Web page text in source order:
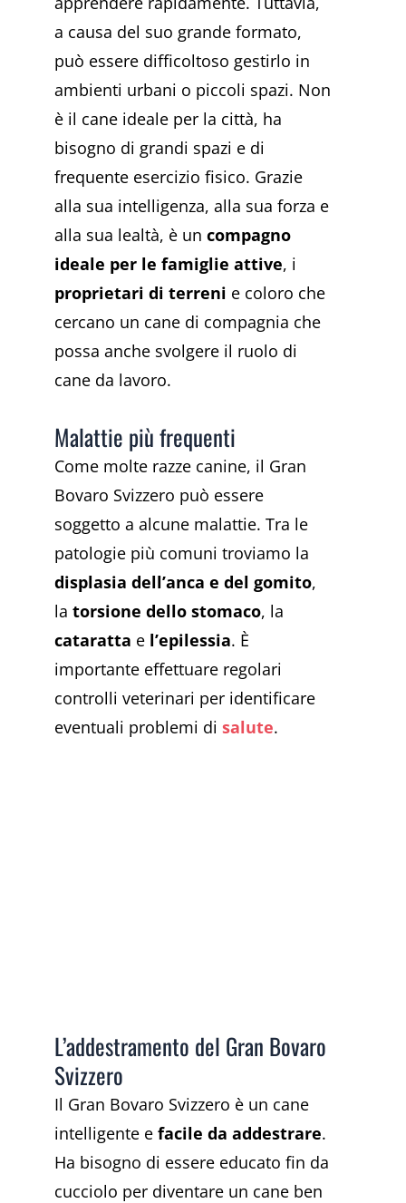
a causa del suo grande formato,
può essere difficoltoso gestirlo in
ambienti urbani o piccoli spazi. Non
è il cane ideale per la città, ha
bisogno di grandi spazi e di
frequente esercizio fisico. Grazie
alla sua intelligenza, alla sua forza e
alla sua lealtà, è un compagno
ideale per le famiglie attive, i
proprietari di terreni e coloro che
cercano un cane di compagnia che
possa anche svolgere il ruolo di
cane da lavoro.
Malattie più frequenti
Come molte razze canine, il Gran
Bovaro Svizzero può essere
soggetto a alcune malattie. Tra le
patologie più comuni troviamo la
displasia dell’anca e del gomito,
la torsione dello stomaco, la
cataratta e l’epilessia. È
importante effettuare regolari
controlli veterinari per identificare
eventuali problemi di salute.
L’addestramento del Gran Bovaro
Svizzero
Il Gran Bovaro Svizzero è un cane
intelligente e facile da addestrare.
Ha bisogno di essere educato fin da
cucciolo per diventare un cane ben